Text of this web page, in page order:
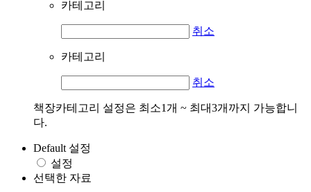
카테고리
취소
카테고리
취소
책장카테고리 설정은 최소1개 ~ 최대3개까지 가능합니
다.
Default 설정
설정
선택한 자료